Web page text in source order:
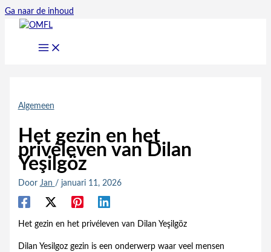
Ga naar de inhoud
Algemeen
Het gezin en het
privéleven van Dilan
Yeşilgöz
Door Jan / januari 11, 2026
Het gezin en het privéleven van Dilan Yeşilgöz
Dilan Yesilgoz gezin is een onderwerp waar veel mensen